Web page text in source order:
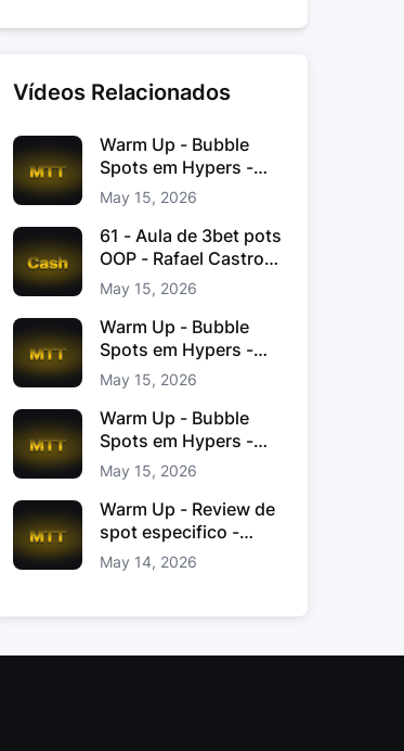
Vídeos Relacionados
Warm Up - Bubble
Spots em Hypers -
João “JoaoChef“
Branco
May 15, 2026
61 - Aula de 3bet pots
OOP - Rafael Castro
Jacinto
May 15, 2026
Warm Up - Bubble
Spots em Hypers -
João “JoaoChef“
Branco
May 15, 2026
Warm Up - Bubble
Spots em Hypers -
João JoaoChef
Branco
May 15, 2026
Warm Up - Review de
spot especifico -
xinas85
May 14, 2026